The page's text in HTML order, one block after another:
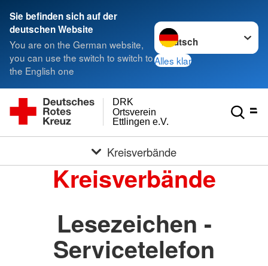
Sie befinden sich auf der
deutschen Website
You are on the German website,
you can use the switch to switch to
the English one
Sprache wechseln zu
Alles klar
Ettlingen e.V.
Ortsverein
DRK
Kreisverbände
Kreisverbände
Lesezeichen -
Servicetelefon